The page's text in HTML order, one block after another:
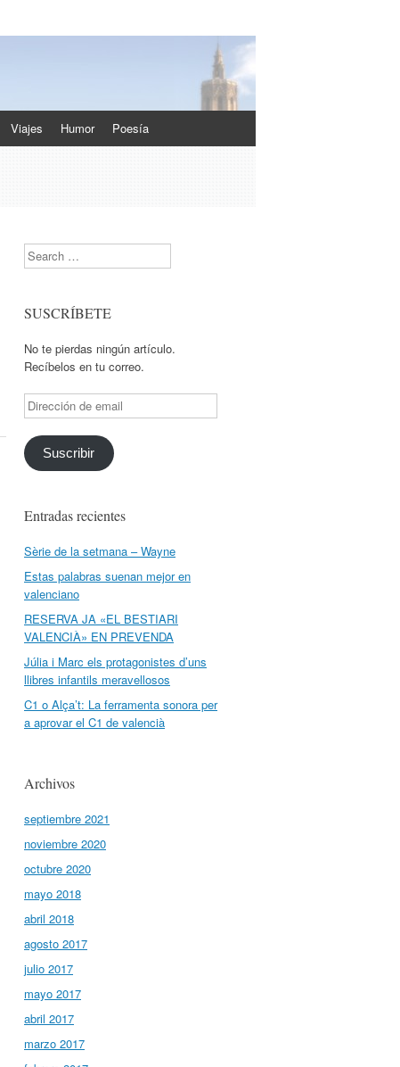
Viajes Humor Poesía
Search
SUSCRÍBETE
No te pierdas ningún artículo.
Recíbelos en tu correo.
Dirección
de
email
Suscribir
Entradas recientes
Sèrie de la setmana – Wayne
Estas palabras suenan mejor en
valenciano
RESERVA JA «EL BESTIARI
VALENCIÀ» EN PREVENDA
Júlia i Marc els protagonistes d’uns
llibres infantils meravellosos
C1 o Alça’t: La ferramenta sonora per
a aprovar el C1 de valencià
Archivos
septiembre 2021
noviembre 2020
octubre 2020
mayo 2018
abril 2018
agosto 2017
julio 2017
mayo 2017
abril 2017
marzo 2017